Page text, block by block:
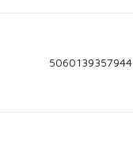
5060139357944